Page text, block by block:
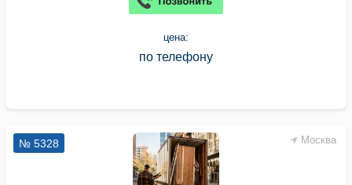
цена:
по телефону
Москва
№ 5328